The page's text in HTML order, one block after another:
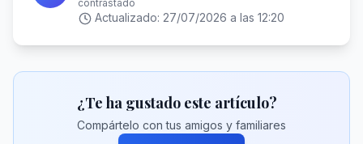
contrastado
Actualizado: 27/07/2026 a las 12:20
¿Te ha gustado este artículo?
Compártelo con tus amigos y familiares